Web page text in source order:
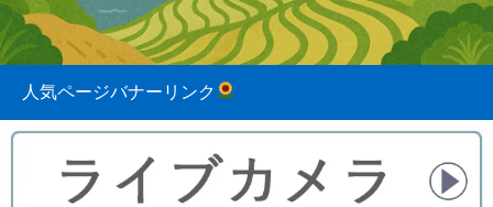
白米千枚田 あぜのきらめき（アルバム）
2023.08.31
今日の白米千枚田
人気ページバナーリンク